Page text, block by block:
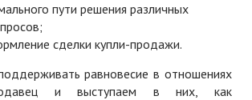
пути решения различных
сделки купли-продажи.
равновесие в отношениях
и выступаем в них, как